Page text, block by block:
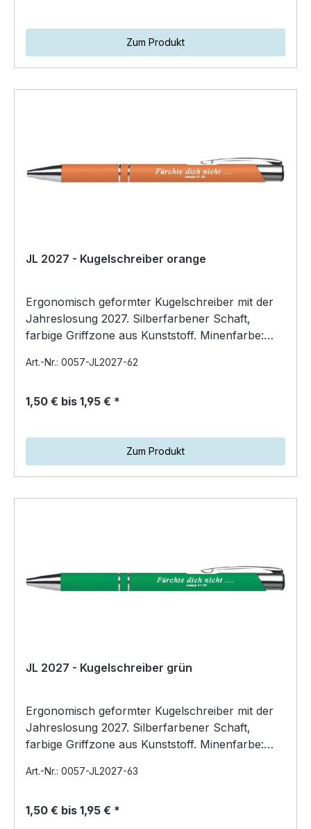
Zum Produkt
JL 2027 - Kugelschreiber orange
Ergonomisch geformter Kugelschreiber mit der
Jahreslosung 2027. Silberfarbener Schaft,
farbige Griffzone aus Kunststoff. Minenfarbe:
Art.-Nr.: 0057-JL2027-62
1,50 € bis 1,95 € *
Zum Produkt
JL 2027 - Kugelschreiber grün
Ergonomisch geformter Kugelschreiber mit der
Jahreslosung 2027. Silberfarbener Schaft,
farbige Griffzone aus Kunststoff. Minenfarbe:
Art.-Nr.: 0057-JL2027-63
1,50 € bis 1,95 € *